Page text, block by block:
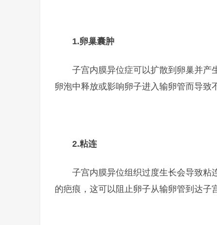
1.卵巢囊肿
子宫内膜异位症可以扩散到卵巢并产
卵泡中释放或影响卵子进入输卵管而导致
2.粘连
子宫内膜异位组织过度生长会导致粘
的疤痕，这可以阻止卵子从输卵管到达子